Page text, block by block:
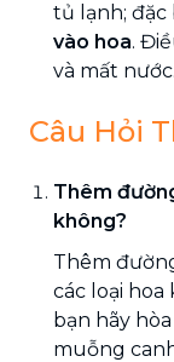
tủ lạnh; đặc
vào hoa.
và mất nước.
Câu Hỏi
Thêm
không?
Thêm
các loại
bạn hãy
muỗng